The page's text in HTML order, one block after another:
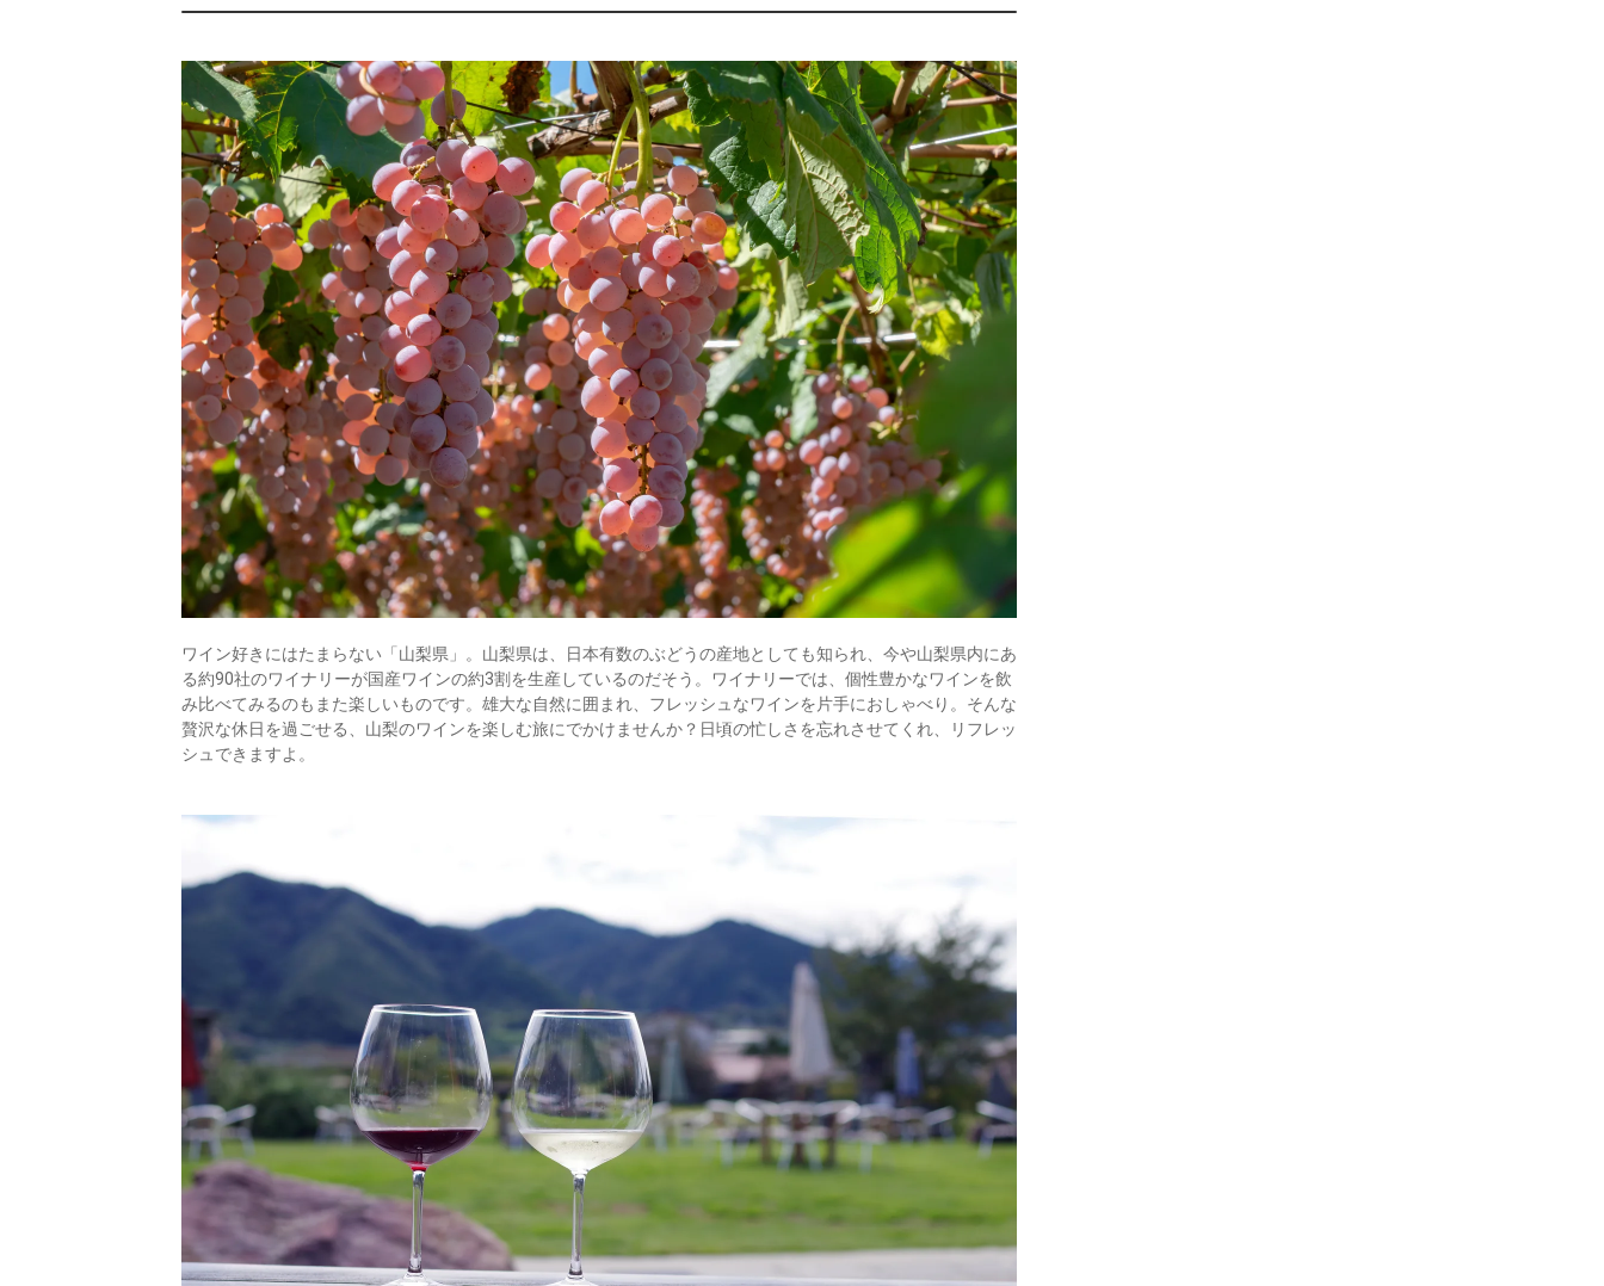
約200銘柄、約2万本が貯蔵される自慢のワインカーヴ
ワイン好きにはたまらない「山梨県」。山梨県は、日本有数のぶどうの産地としても知られ、今や山梨県内にあ
る約90社のワイナリーが国産ワインの約3割を生産しているのだそう。ワイナリーでは、個性豊かなワインを飲
み比べてみるのもまた楽しいものです。雄大な自然に囲まれ、フレッシュなワインを片手におしゃべり。そんな
贅沢な休日を過ごせる、山梨のワインを楽しむ旅にでかけませんか？日頃の忙しさを忘れさせてくれ、リフレッ
シュできますよ。